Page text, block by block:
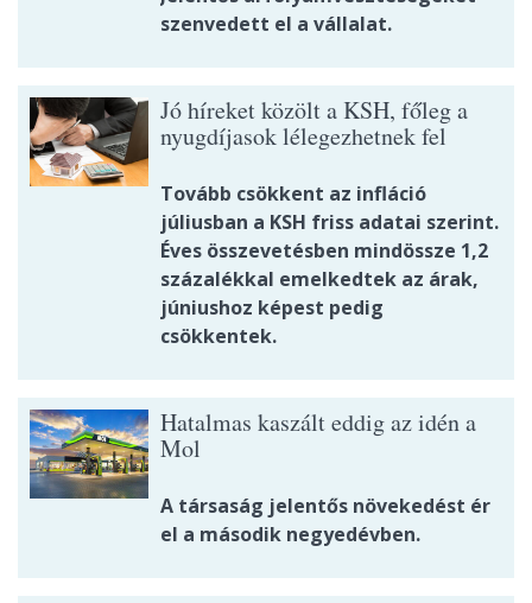
szenvedett el a vállalat.
Jó híreket közölt a KSH, főleg a
nyugdíjasok lélegezhetnek fel
Tovább csökkent az infláció
júliusban a KSH friss adatai szerint.
Éves összevetésben mindössze 1,2
százalékkal emelkedtek az árak,
júniushoz képest pedig
csökkentek.
Hatalmas kaszált eddig az idén a
Mol
A társaság jelentős növekedést ér
el a második negyedévben.